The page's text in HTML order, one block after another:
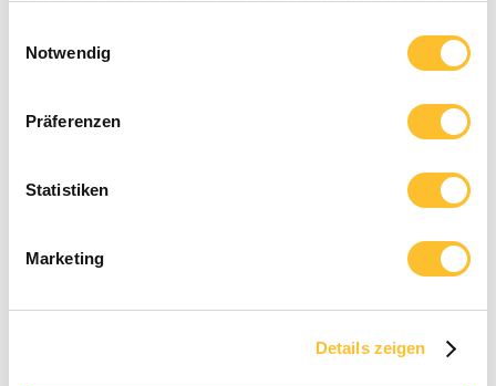
Notwendig
Präferenzen
Statistiken
Marketing
Details zeigen
MONTESSALET